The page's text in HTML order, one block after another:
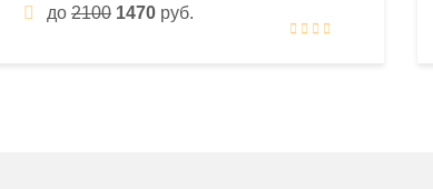
до 2100 1470 руб.